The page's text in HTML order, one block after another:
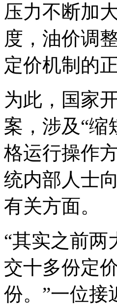
压力不断加
度，油价调
定价机制的
为此，国家
案，涉及“缩
格运行操作
统内部人士
有关方面。
“其实之前两
交十多份定
份。”一位接